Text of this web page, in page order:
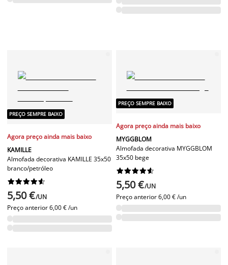
PREÇO SEMPRE BAIXO
Agora preço ainda mais baixo
KAMILLE
Almofada decorativa KAMILLE 35x50
branco/petróleo






5,50 €/UN
Preço anterior6,00 € /un
PREÇO SEMPRE BAIXO
Agora preço ainda mais baixo
MYGGBLOM
Almofada decorativa MYGGBLOM
35x50 bege






5,50 €/UN
Preço anterior6,00 € /un